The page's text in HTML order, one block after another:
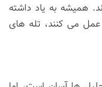
همیشه به یاد داشته
عمل می کنند، تله های